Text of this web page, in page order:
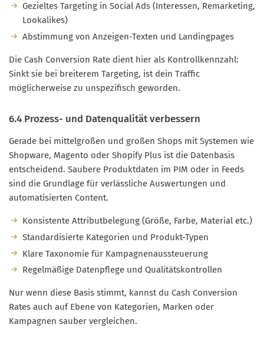
Gezieltes Targeting in Social Ads (Interessen, Remarketing,
Lookalikes)
Abstimmung von Anzeigen-Texten und Landingpages
Die Cash Conversion Rate dient hier als Kontrollkennzahl:
Sinkt sie bei breiterem Targeting, ist dein Traffic
möglicherweise zu unspezifisch geworden.
6.4 Prozess- und Datenqualität verbessern
Gerade bei mittelgroßen und großen Shops mit Systemen wie
Shopware, Magento oder Shopify Plus ist die Datenbasis
entscheidend. Saubere Produktdaten im PIM oder in Feeds
sind die Grundlage für verlässliche Auswertungen und
automatisierten Content.
Konsistente Attributbelegung (Größe, Farbe, Material etc.)
Standardisierte Kategorien und Produkt-Typen
Klare Taxonomie für Kampagnenaussteuerung
Regelmäßige Datenpflege und Qualitätskontrollen
Nur wenn diese Basis stimmt, kannst du Cash Conversion
Rates auch auf Ebene von Kategorien, Marken oder
Kampagnen sauber vergleichen.